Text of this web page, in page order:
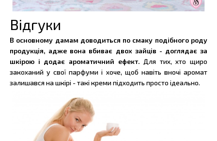
Відгуки
В основному дамам доводиться по смаку подібного роду
продукція, адже вона вбиває двох зайців - доглядає за
шкірою і додає ароматичний ефект. Для тих, хто щиро
закоханий у свої парфуми і хоче, щоб навіть вночі аромат
залишався на шкірі - такі креми підходить просто ідеально.